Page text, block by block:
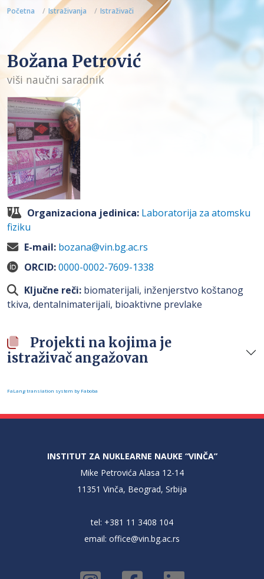
Početna Istraživanja Istraživači
Božana Petrović
viši naučni saradnik
Organizaciona jedinica: Laboratorija za atomsku
fiziku
E-mail: bozana@vin.bg.ac.rs
ORCID:0000-0002-7609-1338
Ključne reči: biomaterijali, inženjerstvo koštanog
tkiva, dentalnimaterijali, bioaktivne prevlake
Projekti na kojima je
istraživač angažovan
FaLang translation system by Faboba
INSTITUT ZA NUKLEARNE NAUKE “VINČA”
Mike Petrovića Alasa 12-14
11351 Vinča, Beograd, Srbija
tel: +381 11 3408 104
email: office@vin.bg.ac.rs